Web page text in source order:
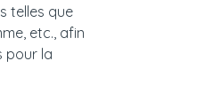
telles que
etc., afin
pour la